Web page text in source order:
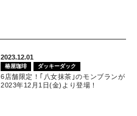
2023.12.01
椿屋珈琲 ダッキーダック
6店舗限定！｢八女抹茶｣のモンブランが
2023年12月1日(金)より登場！